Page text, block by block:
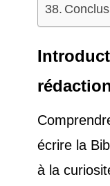
écrire la
à la